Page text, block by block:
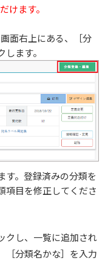
けます。
画面右上にある、［分
ます。
す。登録済みの分類を
項目を修正してくださ
クし、一覧に追加され
［分類名かな］を入力